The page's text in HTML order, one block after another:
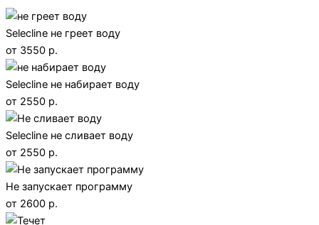
Selecline не греет воду
от 3550 р.
Selecline не набирает воду
от 2550 р.
Selecline не сливает воду
от 2550 р.
Не запускает программу
от 2600 р.